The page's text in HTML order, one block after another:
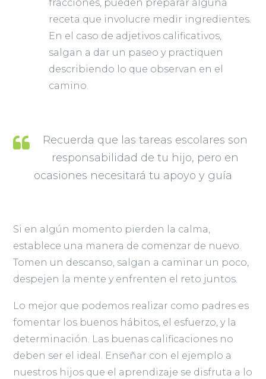
fracciones, pueden preparar alguna
receta que involucre medir ingredientes.
En el caso de adjetivos calificativos,
salgan a dar un paseo y practiquen
describiendo lo que observan en el
camino.
Recuerda que las tareas escolares son
responsabilidad de tu hijo, pero en
ocasiones necesitará tu apoyo y guía
Si en algún momento pierden la calma,
establece una manera de comenzar de nuevo.
Tomen un descanso, salgan a caminar un poco,
despejen la mente y enfrenten el reto juntos.
Lo mejor que podemos realizar como padres es
fomentar los buenos hábitos, el esfuerzo, y la
determinación. Las buenas calificaciones no
deben ser el ideal. Enseñar con el ejemplo a
nuestros hijos que el aprendizaje se disfruta a lo